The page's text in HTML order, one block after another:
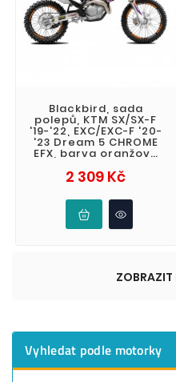
Blackbird, sada
polepů, KTM SX/SX-F
'19-'22, EXC/EXC-F '20-
'23 Dream 5 CHROME
EFX, barva oranžová
2 309 KčCena
ZOBRAZIT
Vyhledat podle motorky